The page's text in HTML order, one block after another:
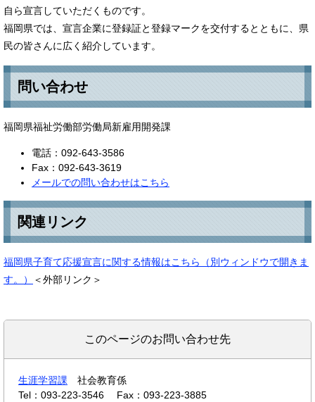
自ら宣言していただくものです。
福岡県では、宣言企業に登録証と登録マークを交付するとともに、県
民の皆さんに広く紹介しています。
問い合わせ
福岡県福祉労働部労働局新雇用開発課
電話：092-643-3586
Fax：092-643-3619
メールでの問い合わせはこちら
関連リンク
福岡県子育て応援宣言に関する情報はこちら（別ウィンドウで開きま
す。）
＜外部リンク＞
このページのお問い合わせ先
生涯学習課
社会教育係
Tel：093-223-3546
Fax：093-223-3885